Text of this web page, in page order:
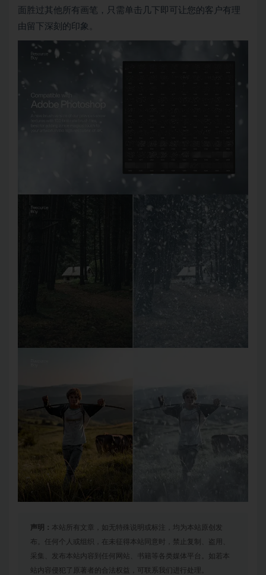
面胜过其他所有画笔，只需单击几下即可让您的客户有理
由留下深刻的印象。
声明： 本站所有文章，如无特殊说明或标注，均为本站原创发
布。任何个人或组织，在未征得本站同意时，禁止复制、盗用、
采集、发布本站内容到任何网站、书籍等各类媒体平台。如若本
站内容侵犯了原著者的合法权益，可联系我们进行处理。